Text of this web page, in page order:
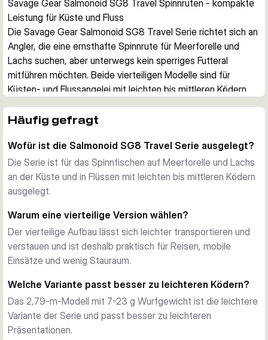
Savage Gear Salmonoid SG8 Travel Spinnruten - kompakte
Leistung für Küste und Fluss
Die Savage Gear Salmonoid SG8 Travel Serie richtet sich an
Angler, die eine ernsthafte Spinnrute für Meerforelle und
Lachs suchen, aber unterwegs kein sperriges Futteral
mitführen möchten. Beide vierteiligen Modelle sind für
Küsten- und Flussangelei mit leichten bis mittleren Ködern
mit reisetauglichem Packmaß.
Diese Ruten sind für das Spinnfischen im Salzwasser und in
Flüssen konzipiert, wo Wurfweite, saubere Köderkontrolle
und ein sicherer Drill entscheidend sind. Die moderate
schnelle Aktion unterstützt weite Würfe und hilft dabei, den
Reiseruten-Konzept ohne Verlust an Rutengefühl
Jede Rute ist vierteilig aufgebaut und dadurch einfacher zu
transportieren und zu lagern. Das kürzere Transportmaß
macht die Serie interessant für Küstentrips, Reisen und
knackig, leicht und belastbar bleibt.
Hochwertiger Blank und starke Ausstattung
Savage Gear kombiniert japanische 46T-Torayca-Carbon-
Technologie mit 4X Wrap V2 und Reset Accelerator
Häufig gefragt
Wofür ist die Salmonoid SG8 Travel Serie ausgelegt?
Die Serie ist für das Spinnfischen auf Meerforelle und Lachs
an der Küste und in Flüssen mit leichten bis mittleren Ködern
ausgelegt.
Warum eine vierteilige Version wählen?
Der vierteilige Aufbau lässt sich leichter transportieren und
verstauen und ist deshalb praktisch für Reisen, mobile
Einsätze und wenig Stauraum.
Welche Variante passt besser zu leichteren Ködern?
Das 2,79-m-Modell mit 7-23 g Wurfgewicht ist die leichtere
Variante der Serie und passt besser zu leichteren
Präsentationen.